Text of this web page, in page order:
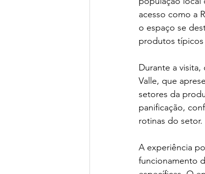
acesso como a
o espaço se
produtos típicos
Durante a
Valle, que
setores da
panificação,
rotinas do setor.
A experiência
funcionamento